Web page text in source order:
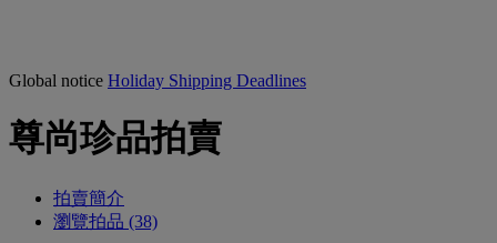
Global notice Holiday Shipping Deadlines
尊尚珍品拍賣
拍賣簡介
瀏覽拍品 (38)